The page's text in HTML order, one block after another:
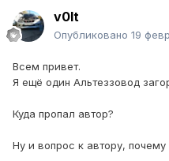
v0lt
Опубликовано 19
Всем привет.
Я ещё один Альтеззовод
Куда пропал автор?
Ну и вопрос к автору,